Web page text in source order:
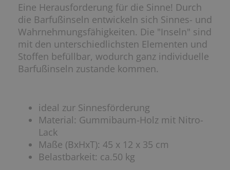
Eine Herausforderung für die Sinne! Durch
die Barfußinseln entwickeln sich Sinnes- und
Wahrnehmungsfähigkeiten. Die "Inseln" sind
mit den unterschiedlichsten Elementen und
Stoffen befüllbar, wodurch ganz individuelle
Barfußinseln zustande kommen.
ideal zur Sinnesförderung
Material: Gummibaum-Holz mit Nitro-
Lack
Maße (BxHxT): 45 x 12 x 35 cm
Belastbarkeit: ca.50 kg